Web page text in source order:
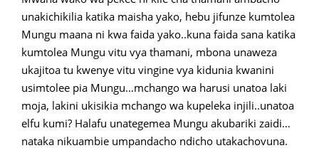
unakichikilia katika maisha yako, hebu jifunze kumtolea
Mungu maana ni kwa faida yako..kuna faida sana katika
kumtolea Mungu vitu vya thamani, mbona unaweza
ukajitoa tu kwenye vitu vingine vya kidunia kwanini
usimtolee pia Mungu…mchango wa harusi unatoa laki
moja, lakini ukisikia mchango wa kupeleka injili..unatoa
elfu kumi? Halafu unategemea Mungu akubariki zaidi…
nataka nikuambie umpandacho ndicho utakachovuna.